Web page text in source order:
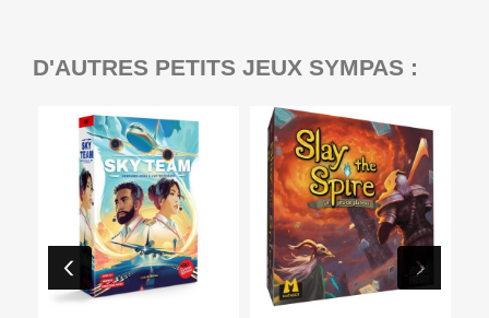
D'AUTRES PETITS JEUX SYMPAS :